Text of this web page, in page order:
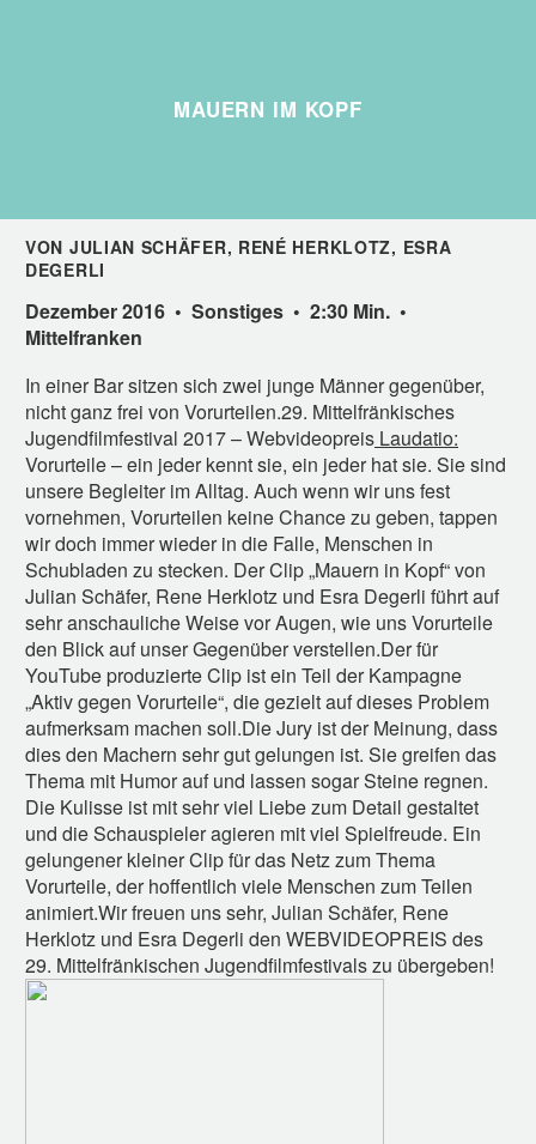
MAUERN IM KOPF
VON JULIAN SCHÄFER, RENÉ HERKLOTZ, ESRA
DEGERLI
Dezember 2016 • Sonstiges • 2:30 Min. •
Mittelfranken
In einer Bar sitzen sich zwei junge Männer gegenüber,
nicht ganz frei von Vorurteilen.29. Mittelfränkisches
Jugendfilmfestival 2017 – Webvideopreis Laudatio:
Vorurteile – ein jeder kennt sie, ein jeder hat sie. Sie sind
unsere Begleiter im Alltag. Auch wenn wir uns fest
vornehmen, Vorurteilen keine Chance zu geben, tappen
wir doch immer wieder in die Falle, Menschen in
Schubladen zu stecken. Der Clip „Mauern in Kopf“ von
Julian Schäfer, Rene Herklotz und Esra Degerli führt auf
sehr anschauliche Weise vor Augen, wie uns Vorurteile
den Blick auf unser Gegenüber verstellen.Der für
YouTube produzierte Clip ist ein Teil der Kampagne
„Aktiv gegen Vorurteile“, die gezielt auf dieses Problem
aufmerksam machen soll.Die Jury ist der Meinung, dass
dies den Machern sehr gut gelungen ist. Sie greifen das
Thema mit Humor auf und lassen sogar Steine regnen.
Die Kulisse ist mit sehr viel Liebe zum Detail gestaltet
und die Schauspieler agieren mit viel Spielfreude. Ein
gelungener kleiner Clip für das Netz zum Thema
Vorurteile, der hoffentlich viele Menschen zum Teilen
animiert.Wir freuen uns sehr, Julian Schäfer, Rene
Herklotz und Esra Degerli den WEBVIDEOPREIS des
29. Mittelfränkischen Jugendfilmfestivals zu übergeben!